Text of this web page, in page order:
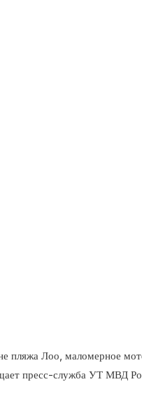
пляжа Лоо,
рождения. Об этом